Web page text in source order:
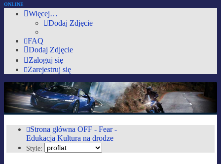
Więcej…
Dodaj Zdjęcie
FAQ
Dodaj Zdjęcie
Zaloguj się
Zarejestruj się
AutoMobilki.pl
Forum dla ludzi z pasją lubiących warkot silnika i zapach benzyny :)
Przejdź do zawartości
Strona główna OFF - Fear -
Edukacja Kultura na drodze
Style:
ONLINE